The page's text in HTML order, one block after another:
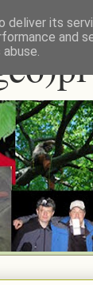
its
and